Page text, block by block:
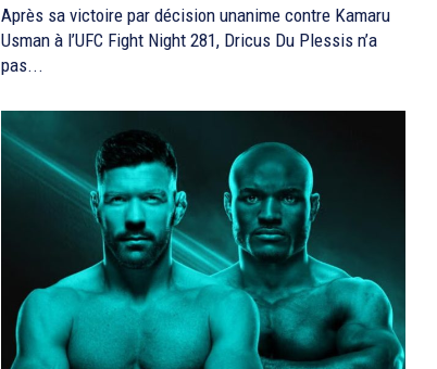
Après sa victoire par décision unanime contre Kamaru
Usman à l’UFC Fight Night 281, Dricus Du Plessis n’a
pas...